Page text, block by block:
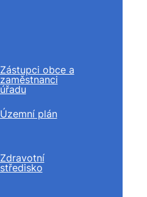
Zástupci obce a
zaměstnanci
úřadu
Územní plán
Zdravotní
středisko